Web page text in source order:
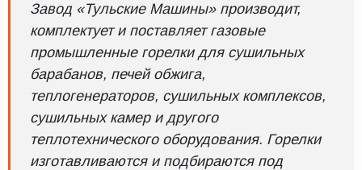
Завод «Тульские Машины» производит,
комплектует и поставляет газовые
промышленные горелки для сушильных
барабанов, печей обжига,
теплогенераторов, сушильных комплексов,
сушильных камер и другого
теплотехнического оборудования. Горелки
изготавливаются и подбираются под